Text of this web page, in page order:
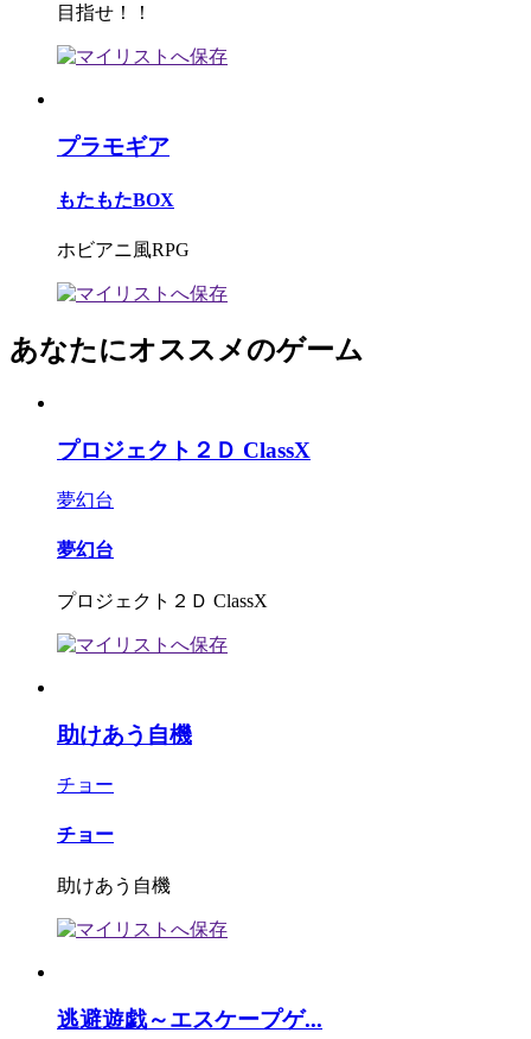
目指せ！！
プラモギア
もたもたBOX
ホビアニ風RPG
あなたにオススメのゲーム
プロジェクト２Ｄ ClassX
夢幻台
夢幻台
プロジェクト２Ｄ ClassX
助けあう自機
チョー
チョー
助けあう自機
逃避遊戯～エスケープゲ...